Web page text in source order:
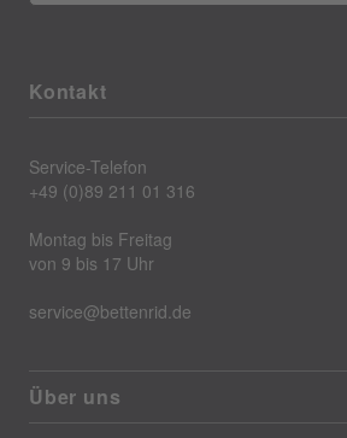
Kontakt
Service-Telefon
+49 (0)89 211 01 316
Montag bis Freitag
von 9 bis 17 Uhr
service@bettenrid.de
Über uns